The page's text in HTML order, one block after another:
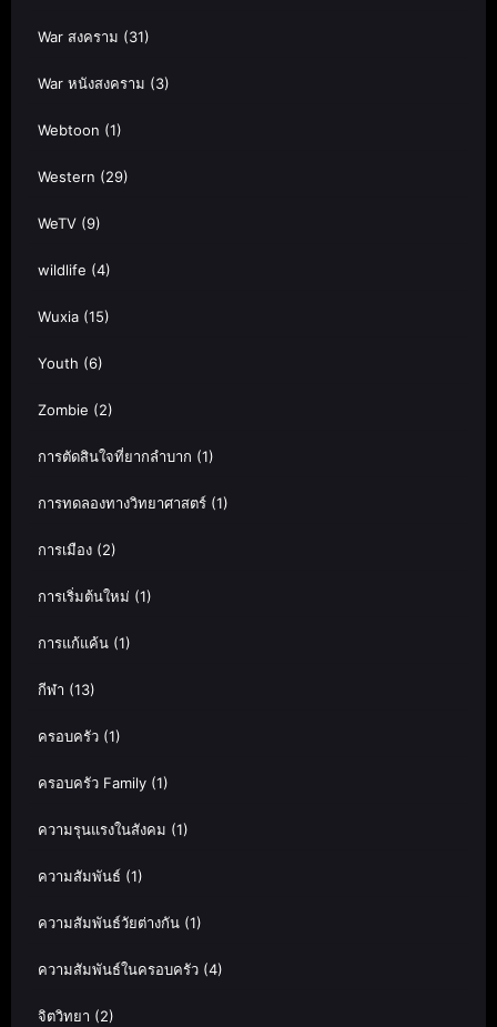
War สงคราม (31)
War หนังสงคราม (3)
Webtoon (1)
Western (29)
WeTV (9)
wildlife (4)
Wuxia (15)
Youth (6)
Zombie (2)
การตัดสินใจที่ยากลำบาก (1)
การทดลองทางวิทยาศาสตร์ (1)
การเมือง (2)
การเริ่มต้นใหม่ (1)
การแก้แค้น (1)
กีฬา (13)
ครอบครัว (1)
ครอบครัว Family (1)
ความรุนแรงในสังคม (1)
ความสัมพันธ์ (1)
ความสัมพันธ์วัยต่างกัน (1)
ความสัมพันธ์ในครอบครัว (4)
จิตวิทยา (2)